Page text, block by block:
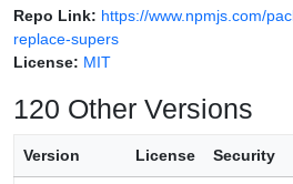
Repo Link: https://www.npmjs.com/
replace-supers
License: MIT
120 Other Versions
Version License Security